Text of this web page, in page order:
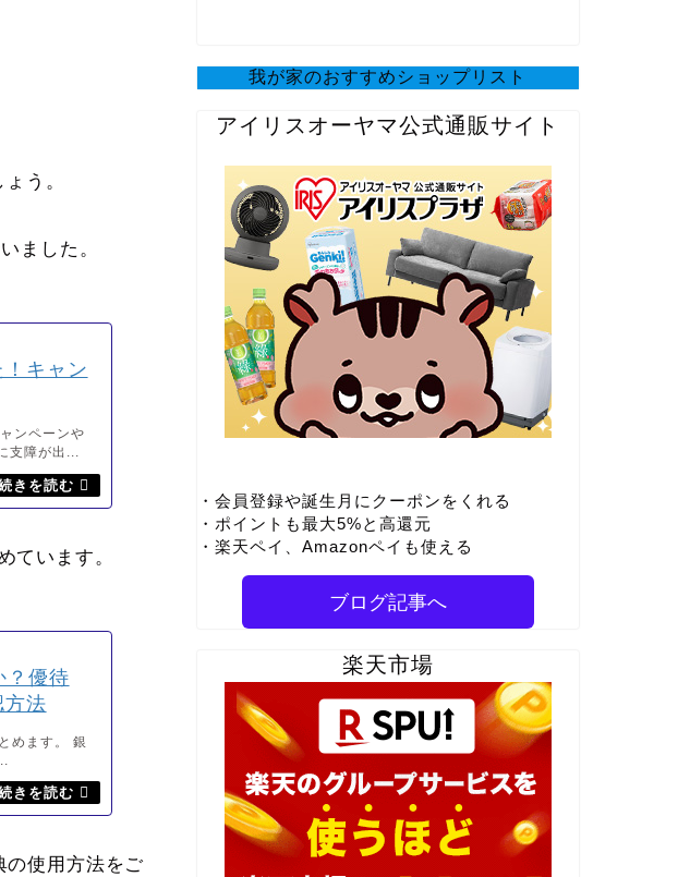
う。
ました。
キャン
ンペーンや
支障が出...
ています。
？優待
方法
めます。 銀
の使用方法をご
我が家のおすすめショップリスト
アイリスオーヤマ公式通販サイト
・会員登録や誕生月にクーポンをくれる
・ポイントも最大5%と高還元
・楽天ペイ、Amazonペイも使える
ブログ記事へ
楽天市場